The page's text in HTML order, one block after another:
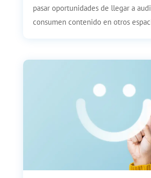
pasar oportunidades de llegar a
consumen contenido en otros